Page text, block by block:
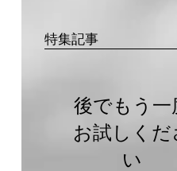
特集記事
後でもう一
お試しくだ
い